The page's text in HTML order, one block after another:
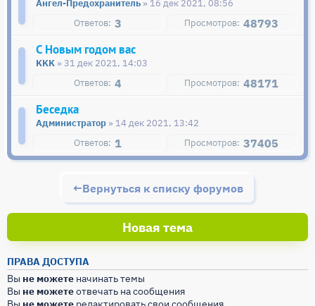
Ангел-Предохранитель » 16 дек 2021, 08:56
3 48793
С Новым годом вас
KKK » 31 дек 2021, 14:03
4 48171
Беседка
Администратор » 14 дек 2021, 13:42
1 37405
Вернуться к списку форумов
Новая тема
ПРАВА ДОСТУПА
Вы не можете начинать темы
Вы не можетеотвечать на сообщения